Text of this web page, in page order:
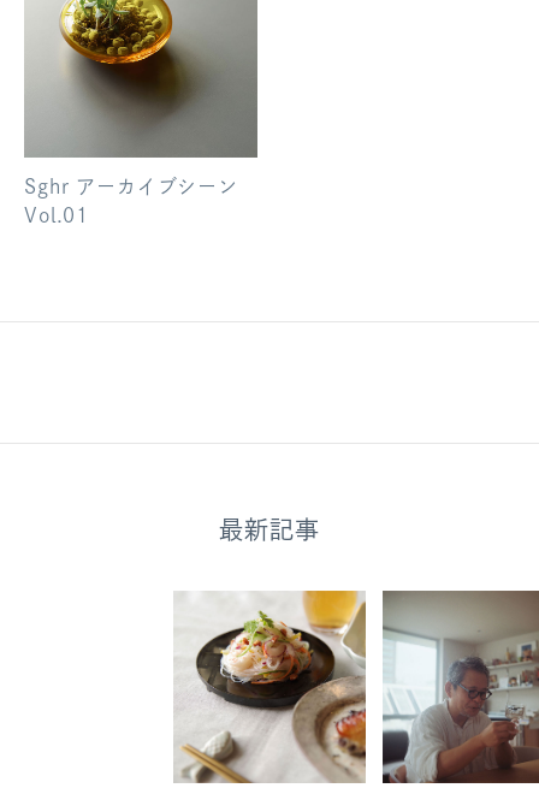
Sghr アーカイブシーン
Vol.01
最新記事